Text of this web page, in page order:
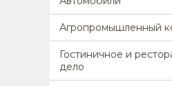
Агропромышленный
Гостиничное и
дело